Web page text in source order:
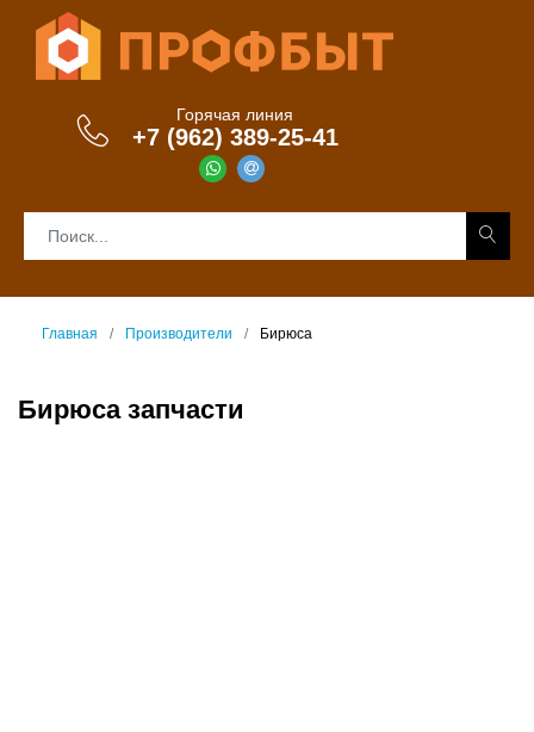
Горячая линия
+7 (962) 389-25-41
Главная Производители Бирюса
Бирюса запчасти